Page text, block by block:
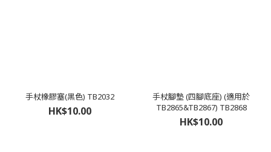
手杖橡膠塞(黑色) TB2032
HK$10.00
手杖腳墊 (四腳底座) (適用於
TB2865&TB2867) TB2868
HK$10.00